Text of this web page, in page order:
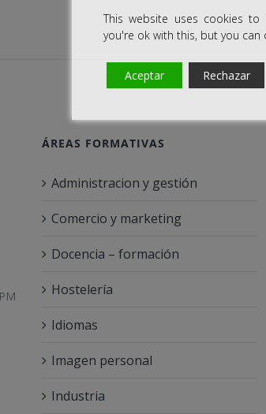
ÁREAS FORMATIVAS
Administracion y gestión
Comercio y marketing
Docencia – formación
Hostelería
Idiomas
Imagen personal
Industria
This website uses cookies to
you're ok with this, but you can
Aceptar Rechazar